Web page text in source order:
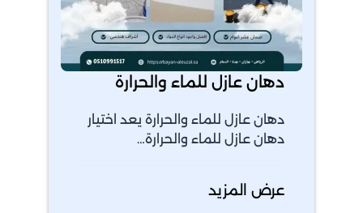
دهان عازل للماء والحرارة
دهان عازل للماء والحرارة يعد اختيار
دهان عازل للماء والحرارة…
عرض المزيد